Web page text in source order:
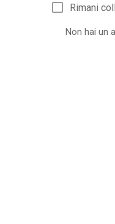
Rimani
Non hai un